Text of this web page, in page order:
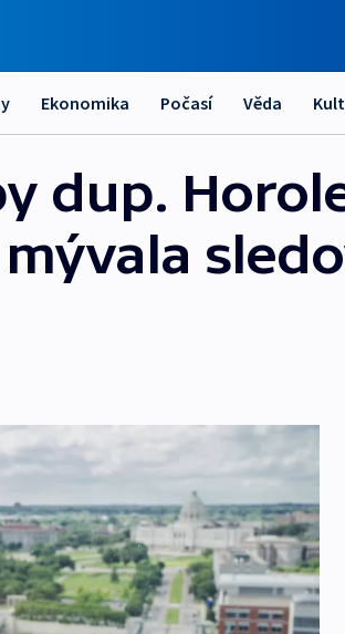
Ekonomika Počasí Věda
dup.